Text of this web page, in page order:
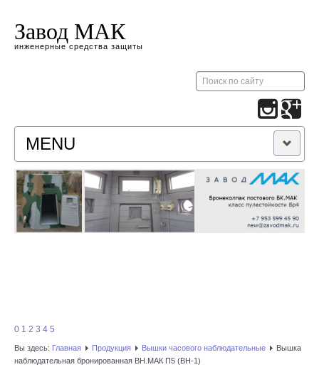
Завод МАК
инженерные средства защиты
Искать...
MENU
ПРОДУКЦИЯ
КОНТАКТЫ
КАРТА ПОСТАВОК
0 1 2 3 4 5
Вы здесь: Главная Продукция Вышки часового наблюдательные
Вышка
наблюдательная бронированная ВН.МАК П5 (ВН-1)